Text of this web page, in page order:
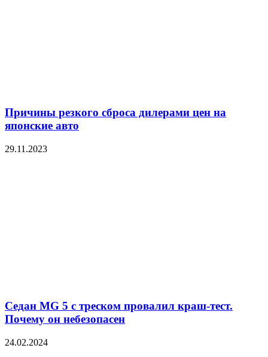
Причины резкого сброса дилерами цен на
японские авто
29.11.2023
Седан MG 5 с треском провалил краш-тест.
Почему он небезопасен
24.02.2024